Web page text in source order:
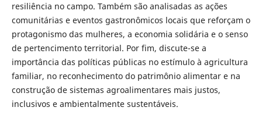
resiliência no campo. Também são analisadas as ações
comunitárias e eventos gastronômicos locais que reforçam o
protagonismo das mulheres, a economia solidária e o senso
de pertencimento territorial. Por fim, discute-se a
importância das políticas públicas no estímulo à agricultura
familiar, no reconhecimento do patrimônio alimentar e na
construção de sistemas agroalimentares mais justos,
inclusivos e ambientalmente sustentáveis.